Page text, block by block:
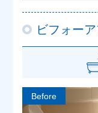
ビフォー
Before